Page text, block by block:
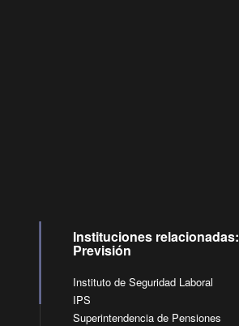
Instituciones relacionadas:
Previsión
Instituto de Seguridad Laboral
IPS
Superintendencia de Pensiones